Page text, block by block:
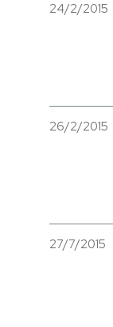
I MIEI
AREA
Entra
24/2/2015
26/2/2015
27/7/2015